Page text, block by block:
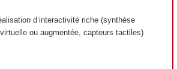
d’interactivité riche (synthèse
ou augmentée, capteurs tactiles)